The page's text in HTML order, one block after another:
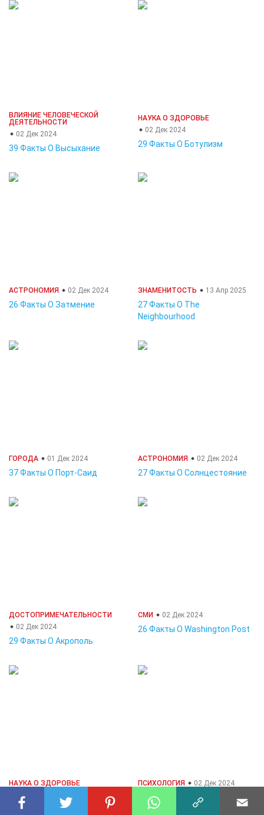
ВЛИЯНИЕ ЧЕЛОВЕЧЕСКОЙ
ДЕЯТЕЛЬНОСТИ
02 Дек 2024
39 Факты О Высыхание
НАУКА О ЗДОРОВЬЕ
02 Дек 2024
29 Факты О Ботулизм
АСТРОНОМИЯ 02 Дек 2024
26 Факты О Затмение
ЗНАМЕНИТОСТЬ 13 Апр 2025
27 Факты О The
Neighbourhood
ГОРОДА 01 Дек 2024
37 Факты О Порт-Саид
АСТРОНОМИЯ 02 Дек 2024
27 Факты О Солнцестояние
ДОСТОПРИМЕЧАТЕЛЬНОСТИ
02 Дек 2024
29 Факты О Акрополь
СМИ 02 Дек 2024
26 Факты О Washington Post
НАУКА О ЗДОРОВЬЕ
02 Дек 2024
29 Факты О Аритмия
ПСИХОЛОГИЯ 02 Дек 2024
28 Факты О Начало